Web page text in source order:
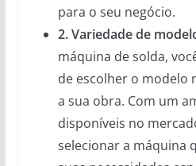
para o seu negócio.
2. Variedade de
máquina de solda,
de escolher o modelo
a sua obra. Com um
disponíveis no
selecionar a máquina